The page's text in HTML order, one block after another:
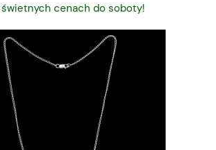
cenach do soboty!